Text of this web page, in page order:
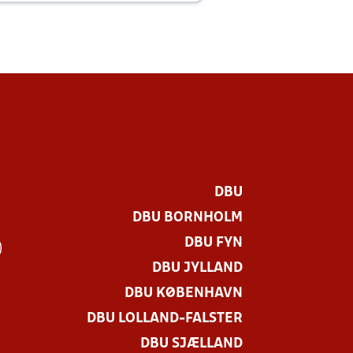
DBU
DBU BORNHOLM
DBU FYN
DBU JYLLAND
DBU KØBENHAVN
DBU LOLLAND-FALSTER
DBU SJÆLLAND